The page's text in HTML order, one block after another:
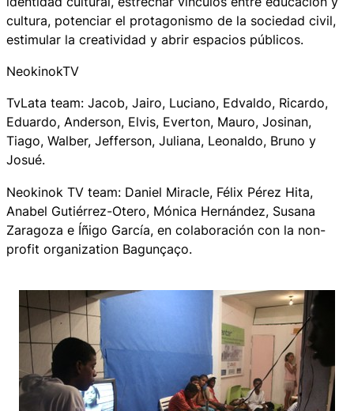
cultura, potenciar el protagonismo de la sociedad civil,
estimular la creatividad y abrir espacios públicos.
NeokinokTV
TvLata team: Jacob, Jairo, Luciano, Edvaldo, Ricardo,
Eduardo, Anderson, Elvis, Everton, Mauro, Josinan,
Tiago, Walber, Jefferson, Juliana, Leonaldo, Bruno y
Josué.
Neokinok TV team: Daniel Miracle, Félix Pérez Hita,
Anabel Gutiérrez-Otero, Mónica Hernández, Susana
Zaragoza e Íñigo García, en colaboración con la non-
profit organization Bagunçaço.